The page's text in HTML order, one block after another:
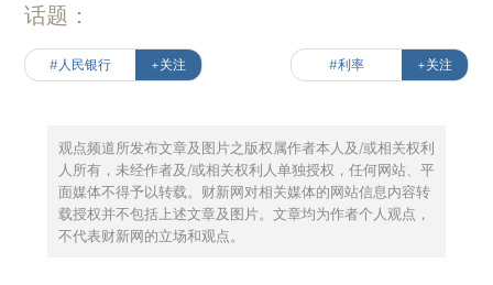
话题：
#人民银行 +关注 #利率 +关注
观点频道所发布文章及图片之版权属作者本人及/或相关权利
人所有，未经作者及/或相关权利人单独授权，任何网站、平
面媒体不得予以转载。财新网对相关媒体的网站信息内容转
载授权并不包括上述文章及图片。文章均为作者个人观点，
不代表财新网的立场和观点。